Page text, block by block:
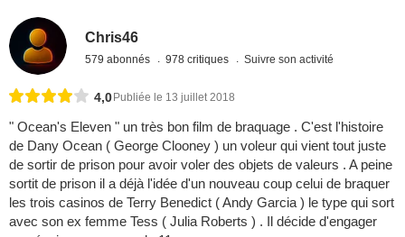
Chris46
579 abonnés 978 critiques Suivre son activité
4,0 Publiée le 13 juillet 2018
" Ocean's Eleven " un très bon film de braquage . C'est l'histoire
de Dany Ocean ( George Clooney ) un voleur qui vient tout juste
de sortir de prison pour avoir voler des objets de valeurs . A peine
sortit de prison il a déjà l'idée d'un nouveau coup celui de braquer
les trois casinos de Terry Benedict ( Andy Garcia ) le type qui sort
avec son ex femme Tess ( Julia Roberts ) . Il décide d'engager